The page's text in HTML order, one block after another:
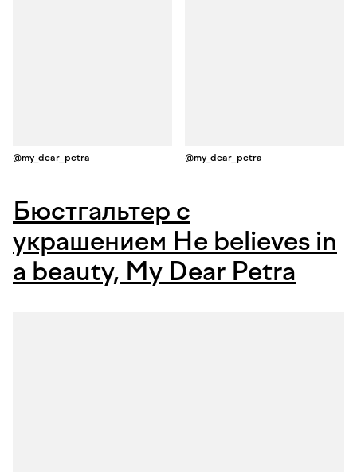
@my_dear_petra @my_dear_petra
Бюстгальтер с
украшением He believes in
a beauty, My Dear Petra